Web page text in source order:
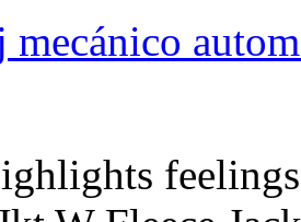
mecánico